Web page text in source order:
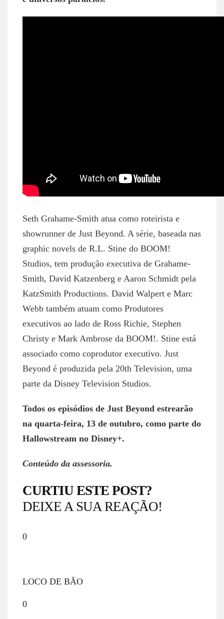
Seth Grahame-Smith atua como roteirista e
showrunner de Just Beyond. A série, baseada nas
graphic novels de R.L. Stine do BOOM!
Studios, tem produção executiva de Grahame-
Smith, David Katzenberg e Aaron Schmidt pela
KatzSmith Productions. David Walpert e Marc
Webb também atuam como Produtores
executivos ao lado de Ross Richie, Stephen
Christy e Mark Ambrose da BOOM!. Stine está
associado como coprodutor executivo. Just
Beyond é produzida pela 20th Television, uma
parte da Disney Television Studios.
Todos os episódios de Just Beyond estrearão
na quarta-feira, 13 de outubro, como parte do
Hallowstream no Disney+.
Conteúdo da assessoria.
CURTIU ESTE POST?
DEIXE A SUA REAÇÃO!
0
LOCO DE BÃO
0